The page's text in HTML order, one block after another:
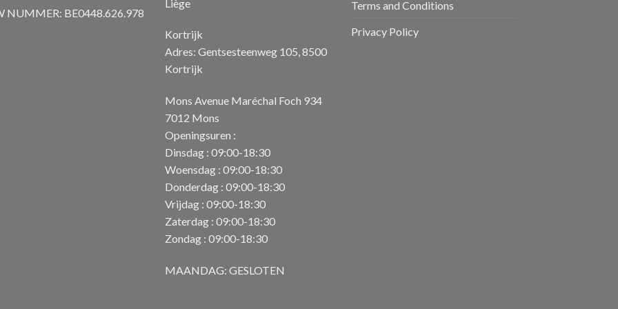
NUMMER: BE0448.626.978
Liège
Kortrijk
Adres: Gentsesteenweg 105, 8500
Kortrijk
Mons Avenue Maréchal Foch 934
7012 Mons
Openingsuren :
Dinsdag : 09:00-18:30
Woensdag : 09:00-18:30
Donderdag : 09:00-18:30
Vrijdag : 09:00-18:30
Zaterdag : 09:00-18:30
Zondag : 09:00-18:30
MAANDAG: GESLOTEN
Terms and Conditions
Privacy Policy